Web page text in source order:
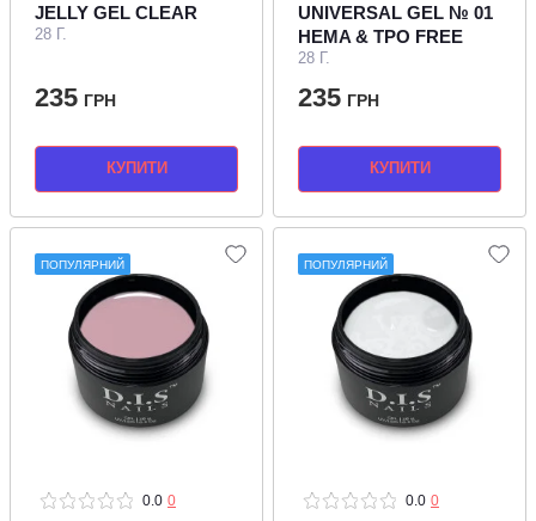
JELLY GEL CLEAR
28 Г.
235 ГРН
КУПИТИ
UNIVERSAL GEL № 01
HEMA & TPO FREE
28 Г.
235 ГРН
КУПИТИ
ПОПУЛЯРНИЙ
0.0 0
ПОПУЛЯРНИЙ
0.0 0